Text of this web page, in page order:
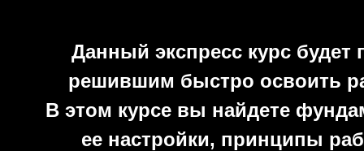
Данный экспресс курс
решившим быстро освоить
В этом курсе вы найдете
ее настройки, принципы